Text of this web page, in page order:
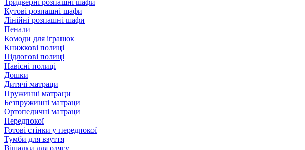
Тридверні розпашні шафи
Кутові розпашні шафи
Лінійні розпашні шафи
Пенали
Комоди для іграшок
Книжкові полиці
Підлогові полиці
Навісні полиці
Дошки
Дитячі матраци
Пружинні матраци
Безпружинні матраци
Ортопедичні матраци
Передпокої
Готові стінки у передпокої
Тумби для взуття
Вішалки для одягу